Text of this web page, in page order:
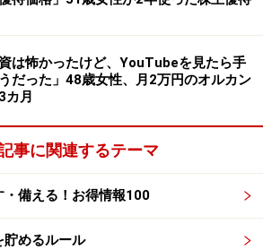
高で「現金だけでは資産が減ってい
す。一方で、トランプ政権による関
あるため、大きく投資に回す勇気は
金での守りを固めつつ、慎重に投資
には合っている」と語られていまし
金のエピソードを募集中で
用している定期預金や、現金に対す
資は怖かったけど、YouTubeを見たら手
だった」48歳女性、月2万円のオルカン
カ月
事に関連するテーマ
・備える！お得情報100
貯めるルール